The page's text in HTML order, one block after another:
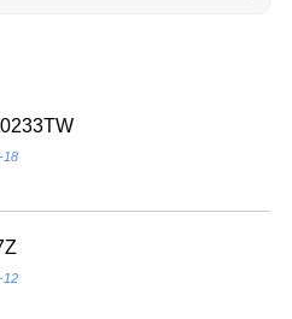
18
12